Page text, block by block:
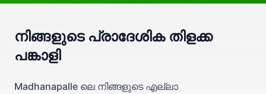
നിങ്ങളുടെ പ്രാദേശിക തിളക്ക
പങ്കാളി
Madhanapalle ലെ നിങ്ങളുടെ എല്ലാ